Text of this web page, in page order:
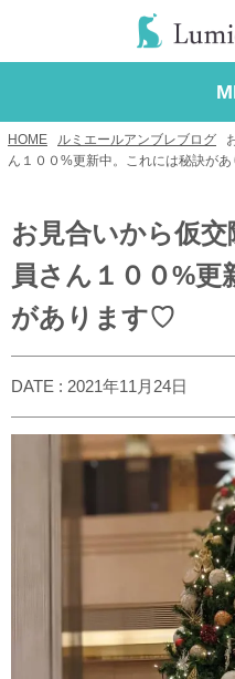
HOME ルミエールアンブレブログ
ん１００%更新中。これには秘訣が
お見合いから仮
員さん１００%
があります♡
DATE : 2021年11月24日